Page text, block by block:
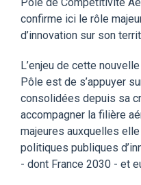
confirme ici le rôle
d’innovation sur son
L’enjeu de cette
Pôle est de s’appuyer
consolidées depuis sa
accompagner la filière
majeures auxquelles
politiques publiques
- dont France 2030 - et